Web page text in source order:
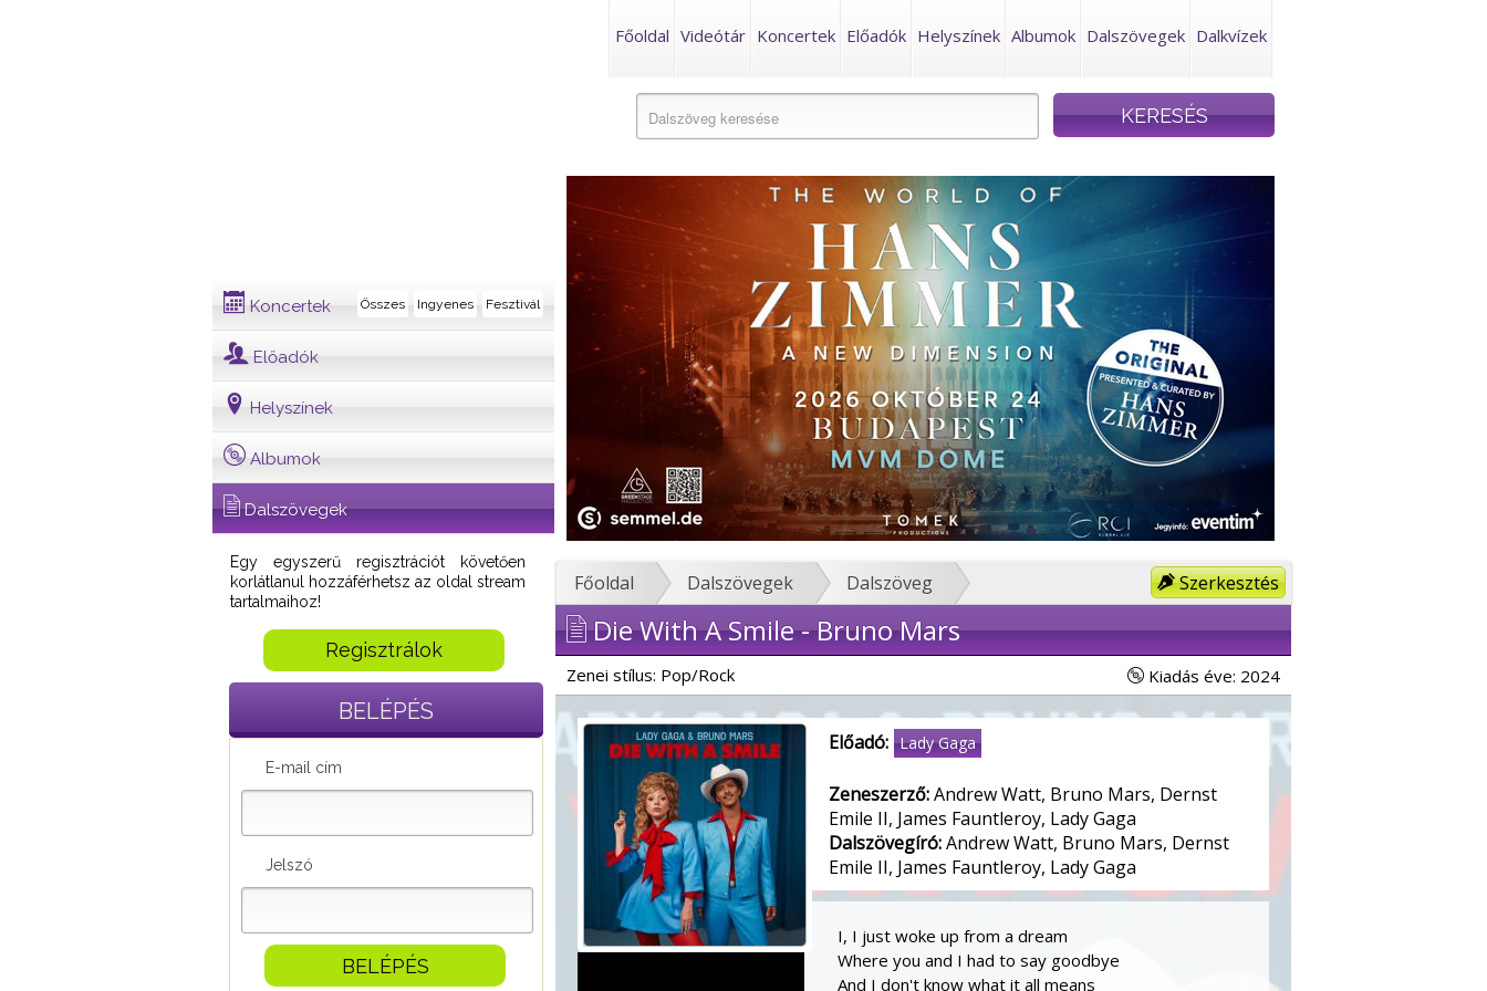
Főoldal Videótár Koncertek Előadók Helyszínek Albumok Dalszövegek Dalkvízek
Koncertek Fesztivál
Ingyenes
Összes
Előadók
Helyszínek
Albumok
Dalszövegek
Egy egyszerű regisztrációt követően
korlátlanul hozzáférhetsz az oldal stream
tartalmaihoz!
Regisztrálok
BELÉPÉS
E-mail cím
Jelszó
Szerkesztés
Főoldal Dalszövegek Dalszöveg
Die With A Smile - Bruno Mars
Zenei stílus: Pop/Rock Kiadás éve: 2024
Előadó: Lady Gaga
Zeneszerző:Andrew Watt, Bruno Mars, Dernst
Emile II, James Fauntleroy, Lady Gaga
Dalszövegíró:Andrew Watt, Bruno Mars, Dernst
Emile II, James Fauntleroy, Lady Gaga
I, I just woke up from a dream
Where you and I had to say goodbye
And I don't know what it all means